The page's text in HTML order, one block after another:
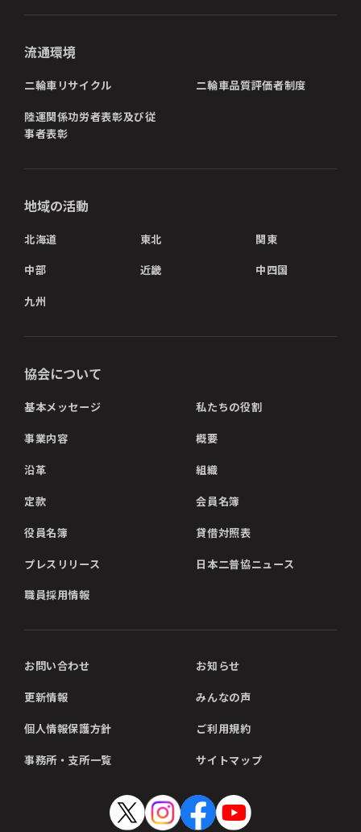
流通環境
二輪車リサイクル 二輪車品質評価者制度
陸運関係功労者表彰及び従
事者表彰
地域の活動
北海道 東北 関東
中部 近畿 中四国
九州
協会について
基本メッセージ 私たちの役割
事業内容 概要
沿革 組織
定款 会員名簿
役員名簿 貸借対照表
プレスリリース 日本二普協ニュース
職員採用情報
お問い合わせ お知らせ
更新情報 みんなの声
個人情報保護方針 ご利用規約
事務所・支所一覧 サイトマップ